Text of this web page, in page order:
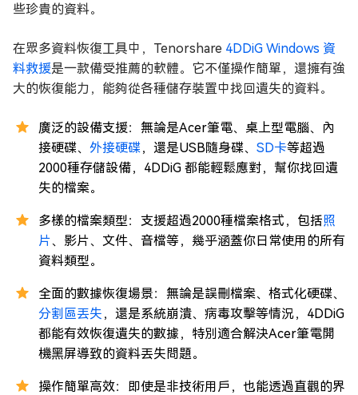
些珍貴的資料。
在眾多資料恢復工具中，Tenorshare 4DDiG Windows 資
料救援是一款備受推薦的軟體。它不僅操作簡單，還擁有強
大的恢復能力，能夠從各種儲存裝置中找回遺失的資料。
廣泛的設備支援：無論是Acer筆電、桌上型電腦、內
接硬碟、 外接硬碟，還是USB隨身碟、 SD卡等超過
2000種存儲設備，4DDiG 都能輕鬆應對，幫你找回遺
失的檔案。
多樣的檔案類型：支援超過2000種檔案格式，包括照
片、影片、文件、音檔等，幾乎涵蓋你日常使用的所有
資料類型。
全面的數據恢復場景：無論是誤刪檔案、格式化硬碟、
分割區丟失 ，還是系統崩潰、病毒攻擊等情況，4DDiG
都能有效恢復遺失的數據，特別適合解決Acer筆電開
機黑屏導致的資料丟失問題。
操作簡單高效：即使是非技術用戶，也能透過直觀的界